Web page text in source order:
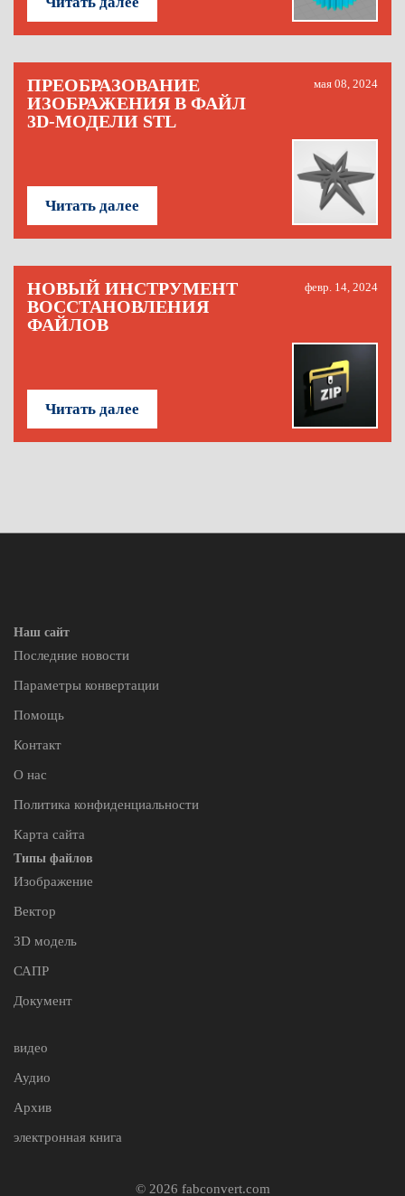
ПРЕОБРАЗОВАНИЕ
ИЗОБРАЖЕНИЯ В ФАЙЛ
3D-МОДЕЛИ STL
мая 08, 2024
Читать далее
НОВЫЙ ИНСТРУМЕНТ
ВОССТАНОВЛЕНИЯ
ФАЙЛОВ
февр. 14, 2024
Читать далее
Наш сайт
Последние новости
Параметры конвертации
Помощь
Контакт
О нас
Политика конфиденциальности
Карта сайта
Типы файлов
Изображение
Вектор
3D модель
САПР
Документ
видео
Аудио
Архив
электронная книга
© 2026 fabconvert.com